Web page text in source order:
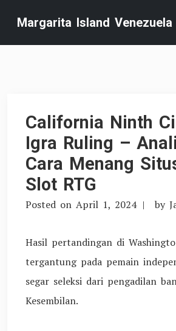
content
Margarita Island Venezuela
California Ninth
Igra Ruling –
Cara Menang
Slot RTG
Posted on April 1, 2024 by
Hasil pertandingan di
tergantung pada pemain
segar seleksi dari pengadilan
Kesembilan.